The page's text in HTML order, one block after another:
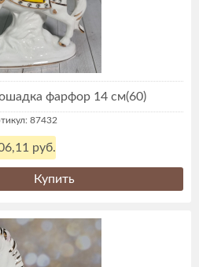
фарфор 14 см(60)
87432
руб.
Купить